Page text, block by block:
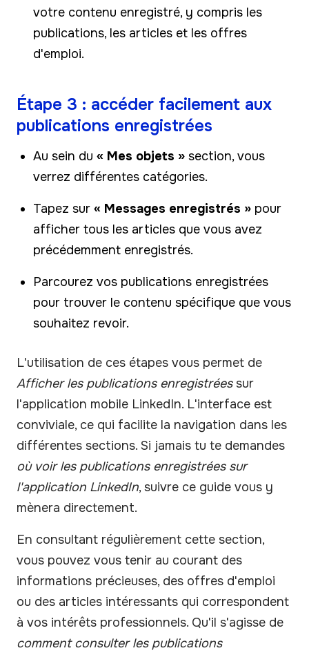
votre contenu enregistré, y compris les
publications, les articles et les offres
d'emploi.
Étape 3 : accéder facilement aux
publications enregistrées
Au sein du « Mes objets » section, vous
verrez différentes catégories.
Tapez sur « Messages enregistrés » pour
afficher tous les articles que vous avez
précédemment enregistrés.
Parcourez vos publications enregistrées
pour trouver le contenu spécifique que vous
souhaitez revoir.
L'utilisation de ces étapes vous permet de
Afficher les publications enregistréessur
l'application mobile LinkedIn. L'interface est
conviviale, ce qui facilite la navigation dans les
différentes sections. Si jamais tu te demandes
où voir les publications enregistrées sur
l'application LinkedIn, suivre ce guide vous y
mènera directement.
En consultant régulièrement cette section,
vous pouvez vous tenir au courant des
informations précieuses, des offres d'emploi
ou des articles intéressants qui correspondent
à vos intérêts professionnels. Qu'il s'agisse de
comment consulter les publications